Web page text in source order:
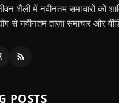
शैली में नवीनतम समाचारों को
से नवीनतम ताज़ा समाचार और
POSTS